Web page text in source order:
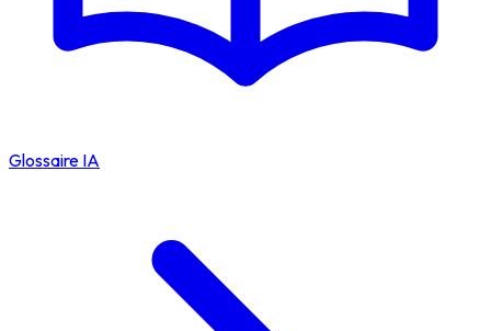
Glossaire IA